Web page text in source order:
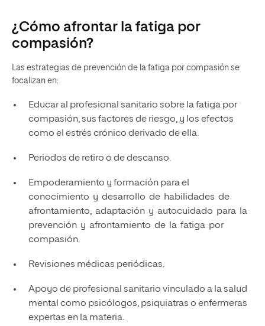
¿Cómo afrontar la fatiga por
compasión?
Las estrategias de prevención de la fatiga por compasión se
focalizan en:
Educar al profesional sanitario sobre la fatiga por
compasión, sus factores de riesgo, y los efectos
como el estrés crónico derivado de ella.
Periodos de retiro o de descanso.
Empoderamiento y formación para el
conocimiento y desarrollo de habilidades de
afrontamiento, adaptación y autocuidado para la
prevención y afrontamiento de la fatiga por
compasión.
Revisiones médicas periódicas.
Apoyo de profesional sanitario vinculado a la salud
mental como psicólogos, psiquiatras o enfermeras
expertas en la materia.